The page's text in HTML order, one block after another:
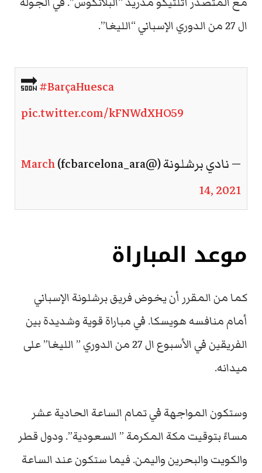
ال 27 من الدوري الإسباني “الليغا”.
🔜#BarçaHuesca
pic.twitter.com/kFNWdXHO59
— نادي برشلونة (@fcbarcelona_ara)
March
14, 2021
موعد المباراة
كما من المقرر أن يخوض فريق برشلونة الإسباني
أمام منافسه هويسكا. في مباراة قوية وشديدة بين
الفريقين في الأسبوع ال 27 من الدوري ” الليغا” على
ميدانه.
وستكون المواجهة في تمام الساعة الحادية عشر
مساءً بتوقيت مكة المكرمة ” السعودية”. ودول قطر
والكويت والبحرين واليمن. فيما ستكون عند الساعة